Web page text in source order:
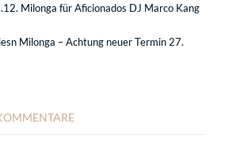
Milonga für Aficionados DJ Marco Kang
Milonga – Achtung neuer Termin 27.